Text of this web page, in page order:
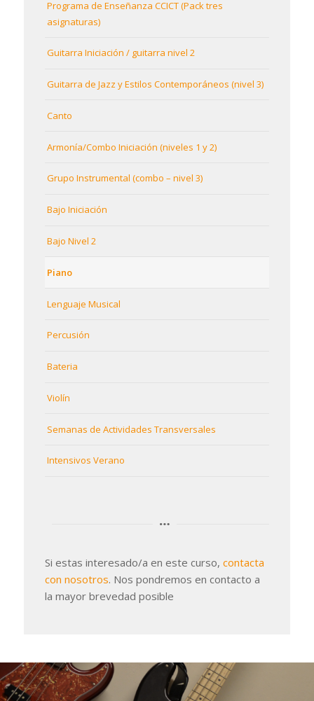
Programa de Enseñanza CCICT (Pack tres
asignaturas)
Guitarra Iniciación / guitarra nivel 2
Guitarra de Jazz y Estilos Contemporáneos (nivel 3)
Canto
Armonía/Combo Iniciación (niveles 1 y 2)
Grupo Instrumental (combo – nivel 3)
Bajo Iniciación
Bajo Nivel 2
Piano
Lenguaje Musical
Percusión
Bateria
Violín
Semanas de Actividades Transversales
Intensivos Verano
Si estas interesado/a en este curso, contacta
con nosotros. Nos pondremos en contacto a
la mayor brevedad posible